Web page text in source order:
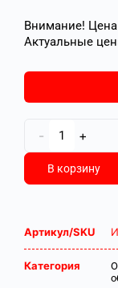
Внимание! Цена
Актуальные
- +
В корзину
Артикул/SKU
Категория